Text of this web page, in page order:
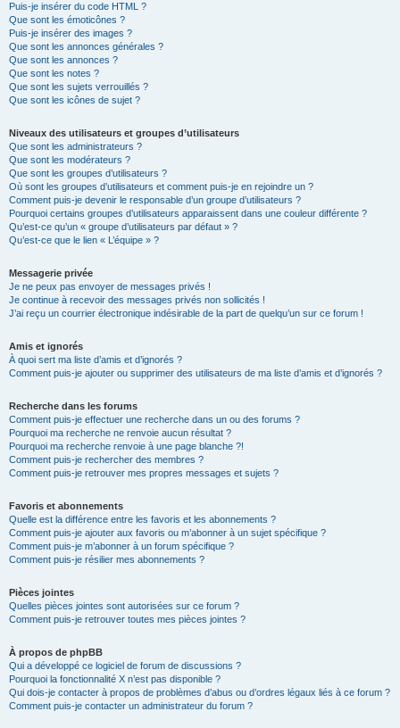
Puis-je insérer du code HTML ?
Que sont les émoticônes ?
Puis-je insérer des images ?
Que sont les annonces générales ?
Que sont les annonces ?
Que sont les notes ?
Que sont les sujets verrouillés ?
Que sont les icônes de sujet ?
Niveaux des utilisateurs et groupes d’utilisateurs
Que sont les administrateurs ?
Que sont les modérateurs ?
Que sont les groupes d’utilisateurs ?
Où sont les groupes d’utilisateurs et comment puis-je en rejoindre un ?
Comment puis-je devenir le responsable d’un groupe d’utilisateurs ?
Pourquoi certains groupes d’utilisateurs apparaissent dans une couleur différente ?
Qu’est-ce qu’un « groupe d’utilisateurs par défaut » ?
Qu’est-ce que le lien « L’équipe » ?
Messagerie privée
Je ne peux pas envoyer de messages privés !
Je continue à recevoir des messages privés non sollicités !
J’ai reçu un courrier électronique indésirable de la part de quelqu’un sur ce forum !
Amis et ignorés
À quoi sert ma liste d’amis et d’ignorés ?
Comment puis-je ajouter ou supprimer des utilisateurs de ma liste d’amis et d’ignorés ?
Recherche dans les forums
Comment puis-je effectuer une recherche dans un ou des forums ?
Pourquoi ma recherche ne renvoie aucun résultat ?
Pourquoi ma recherche renvoie à une page blanche ?!
Comment puis-je rechercher des membres ?
Comment puis-je retrouver mes propres messages et sujets ?
Favoris et abonnements
Quelle est la différence entre les favoris et les abonnements ?
Comment puis-je ajouter aux favoris ou m’abonner à un sujet spécifique ?
Comment puis-je m’abonner à un forum spécifique ?
Comment puis-je résilier mes abonnements ?
Pièces jointes
Quelles pièces jointes sont autorisées sur ce forum ?
Comment puis-je retrouver toutes mes pièces jointes ?
À propos de phpBB
Qui a développé ce logiciel de forum de discussions ?
Pourquoi la fonctionnalité X n’est pas disponible ?
Qui dois-je contacter à propos de problèmes d’abus ou d’ordres légaux liés à ce forum ?
Comment puis-je contacter un administrateur du forum ?